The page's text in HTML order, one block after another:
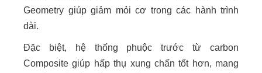
Geometry giúp giảm mỏi cơ trong các hành trình
dài.
Đặc biệt, hệ thống phuộc trước từ carbon
Composite giúp hấp thụ xung chấn tốt hơn, mang